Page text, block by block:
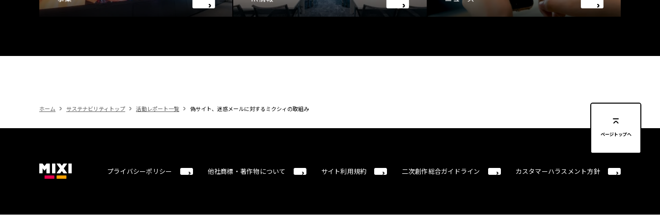
ホーム サステナビリティトップ 活動レポート一覧 偽サイト、迷惑メールに対するミクシィの取組み
ページトップへ
プライバシーポリシー 他社商標・著作物について サイト利用規約 二次創作総合ガイドライン カスタマーハラスメント方針